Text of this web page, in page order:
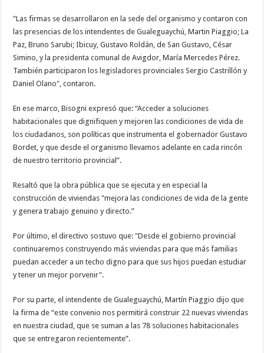
"Las firmas se desarrollaron en la sede del organismo y contaron con
las presencias de los intendentes de Gualeguaychú, Martin Piaggio; La
Paz, Bruno Sarubi; Ibicuy, Gustavo Roldán, de San Gustavo, César
Simino, y la presidenta comunal de Avigdor, María Mercedes Pérez.
También participaron los legisladores provinciales Sergio Castrillón y
Daniel Olano", contaron.
En ese marco, Bisogni expresó que: “Acceder a soluciones
habitacionales que dignifiquen y mejoren las condiciones de vida de
los ciudadanos, son políticas que instrumenta el gobernador Gustavo
Bordet, y que desde el organismo llevamos adelante en cada rincón
de nuestro territorio provincial”.
Resaltó que la obra pública que se ejecuta y en especial la
construcción de viviendas "mejora las condiciones de vida de la gente
y genera trabajo genuino y directo.”
Por último, el directivo sostuvo que: "Desde el gobierno provincial
continuaremos construyendo más viviendas para que más familias
puedan acceder a un techo digno para que sus hijos puedan estudiar
y tener un mejor porvenir".
Por su parte, el intendente de Gualeguaychú, Martín Piaggio dijo que
la firma de “este convenio nos permitirá construir 22 nuevas viviendas
en nuestra ciudad, que se suman a las 78 soluciones habitacionales
que se entregaron recientemente”.